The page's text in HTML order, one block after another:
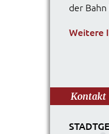
der
Weitere
Kontakt